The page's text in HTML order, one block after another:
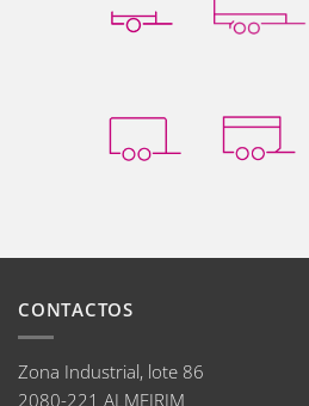
CONTACTOS
Zona Industrial, lote 86
2080-221 ALMEIRIM